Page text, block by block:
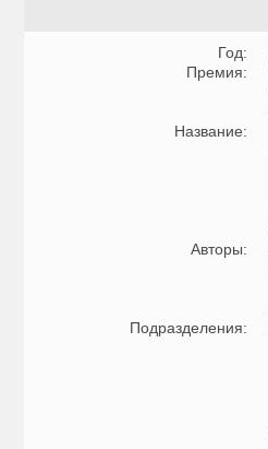
Год:
Премия:
Название:
Авторы:
Подразделения: